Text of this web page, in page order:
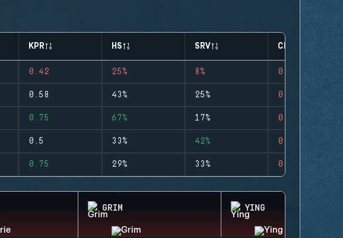
KPR HS SRV CLUTCHES
0.42 25% 8% 0
0.58 43% 25% 0
0.75 67% 17% 0
0.5 33% 42% 0
0.75 29% 33% 0
GRIM YING